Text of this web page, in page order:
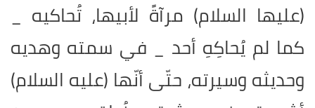
(عليها السلام) مرآةً لأبيها، تُحاكيه _
كما لم يُحاكِهِ أحد _ في سمته وهديه
وحديثه وسيرته، حتّى أنّها (عليه السلام)